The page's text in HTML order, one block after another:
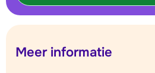
Meer informatie